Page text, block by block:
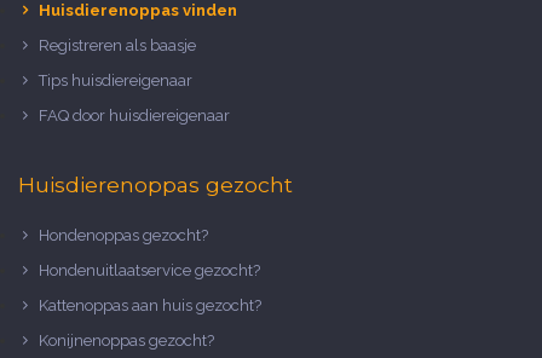
Huisdierenoppas vinden
Registreren als baasje
Tips huisdiereigenaar
FAQ door huisdiereigenaar
Huisdierenoppas gezocht
Hondenoppas gezocht?
Hondenuitlaatservice gezocht?
Kattenoppas aan huis gezocht?
Konijnenoppas gezocht?